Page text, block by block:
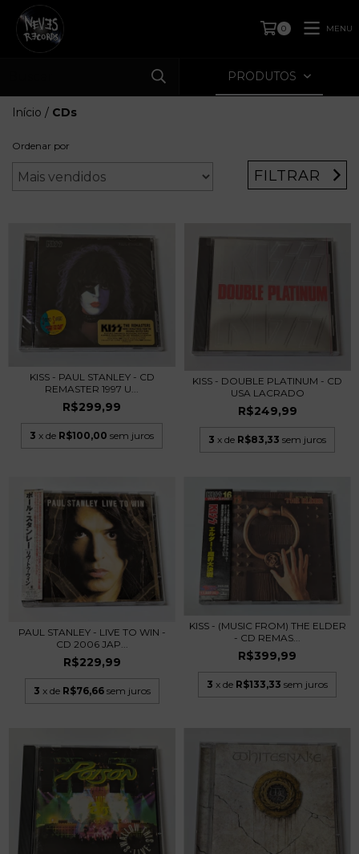
0 MENU
PRODUTOS
Início / CDs
Ordenar por
FILTRAR
KISS - PAUL STANLEY - CD
REMASTER 1997 U...
R$299,99
3 x de R$100,00 sem juros
KISS - DOUBLE PLATINUM - CD
USA LACRADO
R$249,99
3 x de R$83,33 sem juros
PAUL STANLEY - LIVE TO WIN -
CD 2006 JAP...
R$229,99
3 x de R$76,66 sem juros
KISS - (MUSIC FROM) THE ELDER
- CD REMAS...
R$399,99
3 x de R$133,33 sem juros